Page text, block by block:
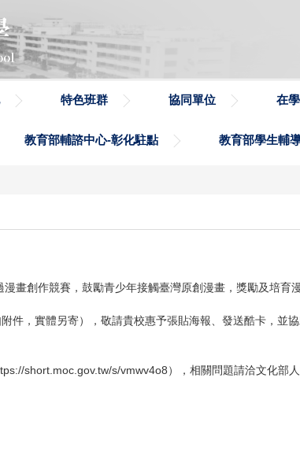
特色班群 協同單位 在
教育部輔諮中心-彰化駐點 教育部學生輔
畫創作競賽，鼓勵青少年接觸臺灣原創漫畫，獎勵及培育
件，實體另寄），敬請貴校惠予張貼海報、發送酷卡，並
short.moc.gov.tw/s/vmwv4o8），相關問題請洽文化部